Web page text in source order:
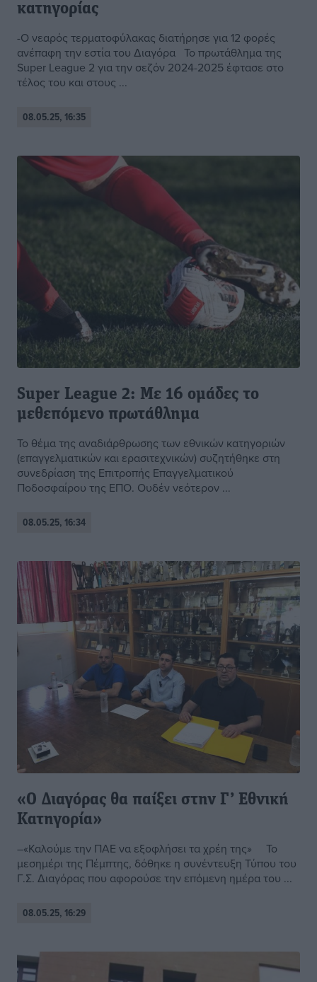
κατηγορίας
-Ο νεαρός τερματοφύλακας διατήρησε για 12 φορές
ανέπαφη την εστία του Διαγόρα Το πρωτάθλημα της
Super League 2 για την σεζόν 2024-2025 έφτασε στο
τέλος του και στους ...
08.05.25, 16:35
Super League 2: Με 16 ομάδες το
μεθεπόμενο πρωτάθλημα
Το θέμα της αναδιάρθρωσης των εθνικών κατηγοριών
(επαγγελματικών και ερασιτεχνικών) συζητήθηκε στη
συνεδρίαση της Επιτροπής Επαγγελματικού
Ποδοσφαίρου της ΕΠΟ. Ουδέν νεότερον ...
08.05.25, 16:34
«Ο Διαγόρας θα παίξει στην Γ’ Εθνική
Κατηγορία»
–«Καλούμε την ΠΑΕ να εξοφλήσει τα χρέη της» Το
μεσημέρι της Πέμπτης, δόθηκε η συνέντευξη Τύπου του
Γ.Σ. Διαγόρας που αφορούσε την επόμενη ημέρα του ...
08.05.25, 16:29